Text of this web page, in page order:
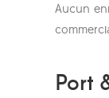
Aucun
Port